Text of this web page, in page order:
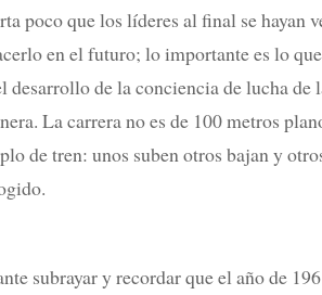
poco que los líderes al final se hayan
en el futuro; lo importante es lo
desarrollo de la conciencia de lucha de
La carrera no es de 100 metros
de tren: unos suben otros bajan y
subrayar y recordar que el año de